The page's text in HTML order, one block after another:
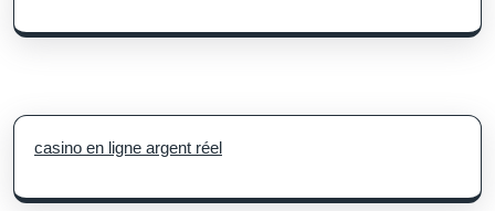
casino en ligne argent réel